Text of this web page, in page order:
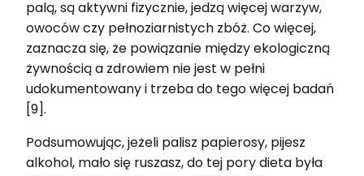
palą, są aktywni fizycznie, jedzą więcej warzyw,
owoców czy pełnoziarnistych zbóż. Co więcej,
zaznacza się, że powiązanie między ekologiczną
żywnością a zdrowiem nie jest w pełni
udokumentowany i trzeba do tego więcej badań
[9].
Podsumowując, jeżeli palisz papierosy, pijesz
alkohol, mało się ruszasz, do tej pory dieta była